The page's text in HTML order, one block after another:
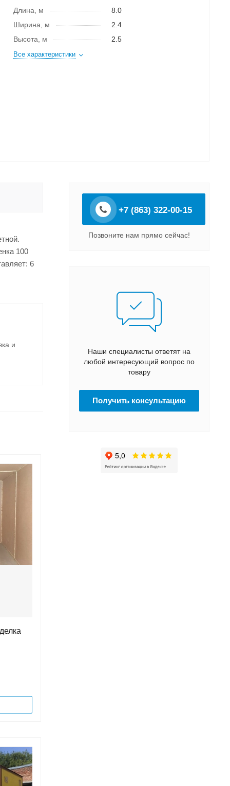
Длина, м
8.0
Ширина, м
2.4
Высота, м
2.5
Все характеристики
100
6
и
+7 (863) 322-00-15
Позвоните нам прямо сейчас!
Наши специалисты ответят на
любой интересующий вопрос по
товару
Получить консультацию